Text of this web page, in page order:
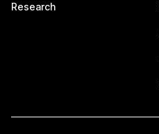
Research